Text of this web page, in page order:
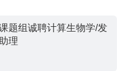
题组诚聘计算生物学/发
理